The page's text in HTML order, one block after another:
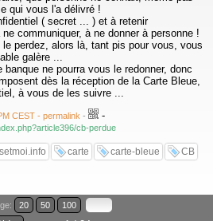
qui vous l'a délivré !
( secret ... ) et à retenir
communiquer, à ne donner à personne !
perdez, alors là, tant pis pour vous, vous
galère ...
ne pourra vous le redonner, donc
dès la réception de la Carte Bleue,
à vous de les suivre ...
CEST - permalink - -
cb-perdue
carte carte-bleue
CB
20 50 100